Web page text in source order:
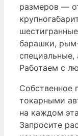
размеров —
барашки,
Работаем с
Собственное
токарными
на каждом
Запросите